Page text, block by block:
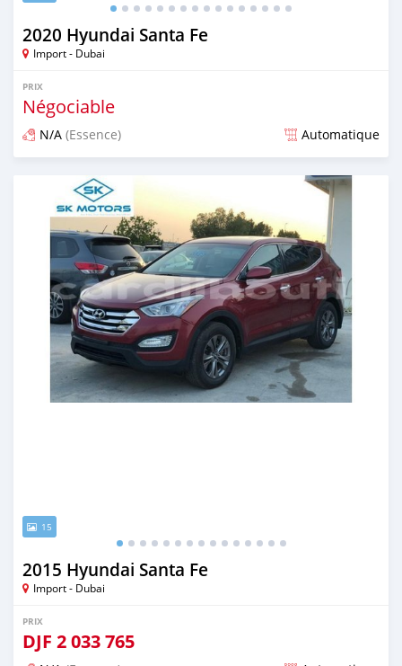
2020 Hyundai Santa Fe
Import - Dubai
PRIX
Négociable
N/A (Essence) Automatique
15
2015 Hyundai Santa Fe
Import - Dubai
PRIX
DJF 2 033 765